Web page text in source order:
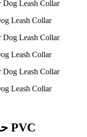
Leash Collar
Leash Collar
Leash Collar
حزام من النايلون المطلي بالـ PVC